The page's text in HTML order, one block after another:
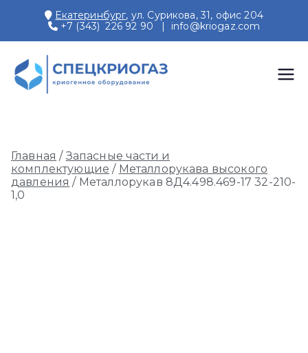
содержимому
Екатеринбург, ул. Сурикова, 31, офис 204
+7 (343) 226 92 90 | info@kriogaz.com
Производство и поставки
Главная /Запасные части и
комплектующие / Металлорукава высокого
давления / Металлорукав 8Д4.498.469-17 32-210-
1,0